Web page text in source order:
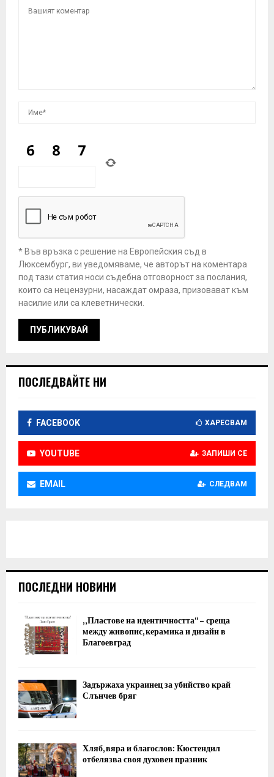
* Във връзка с решение на Европейския съд в
Люксембург, ви уведомяваме, че авторът на коментара
под тази статия носи съдебна отговорност за послания,
които са нецензурни, насаждат омраза, призовават към
насилие или са клеветнически.
ПОСЛЕДВАЙТЕ НИ
FACEBOOK ХАРЕСВАМ
YOUTUBE ЗАПИШИ СЕ
EMAIL СЛЕДВАМ
ПОСЛЕДНИ НОВИНИ
„Пластове на идентичността“ – среща
между живопис, керамика и дизайн в
Благоевград
Задържаха украинец за убийство край
Слънчев бряг
Хляб, вяра и благослов: Кюстендил
отбелязва своя духовен празник